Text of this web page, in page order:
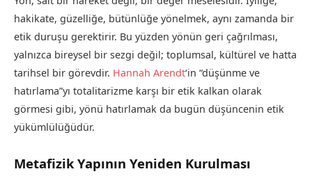
hakikate, güzelliğe, bütünlüğe yönelmek, aynı zamanda bir
etik duruşu gerektirir. Bu yüzden yönün geri çağrılması,
yalnızca bireysel bir sezgi değil; toplumsal, kültürel ve hatta
tarihsel bir görevdir. Hannah Arendt‘in “düşünme ve
hatırlama”yı totalitarizme karşı bir etik kalkan olarak
görmesi gibi, yönü hatırlamak da bugün düşüncenin etik
yükümlülüğüdür.
Metafizik Yapının Yeniden Kurulması